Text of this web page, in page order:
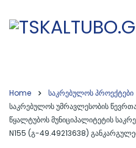
Home საკრებულოს პროექტები
საკრებულოს უმრავლესობის წევრთა
წყალტუბოს მუნიციპალიტეტის
N155 (გ-49.49213638)